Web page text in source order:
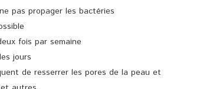
pas propager les bactéries
fois par semaine
jours
de resserrer les pores de la peau et